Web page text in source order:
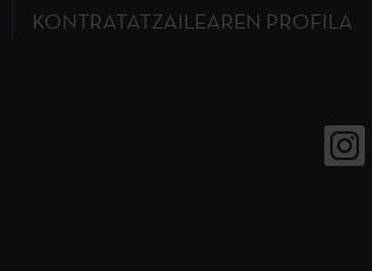
KONTRATATZAILEAREN PROFILA